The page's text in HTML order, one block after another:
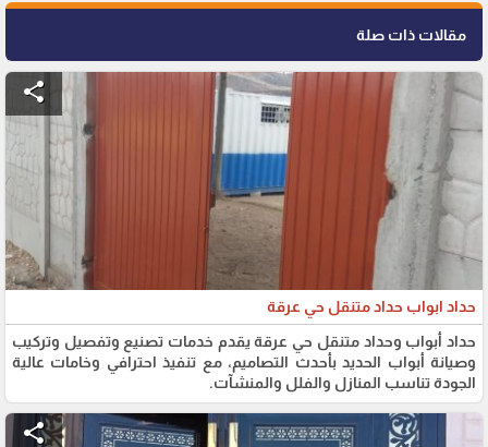
مقالات ذات صلة
share
حداد ابواب حداد متنقل حي عرقة
حداد أبواب وحداد متنقل حي عرقة يقدم خدمات تصنيع وتفصيل وتركيب
وصيانة أبواب الحديد بأحدث التصاميم، مع تنفيذ احترافي وخامات عالية
الجودة تناسب المنازل والفلل والمنشآت.
share